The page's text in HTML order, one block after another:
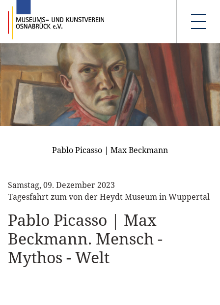
Pablo Picasso | Max Beckmann
Samstag, 09. Dezember 2023
Tagesfahrt zum von der Heydt Museum in Wuppertal
Pablo Picasso | Max
Beckmann. Mensch -
Mythos - Welt